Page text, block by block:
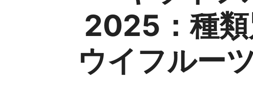
2025：種類
ウイフルー